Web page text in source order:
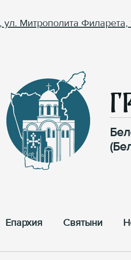
ул. Митрополита Филарета,
Епархия Cвятыни